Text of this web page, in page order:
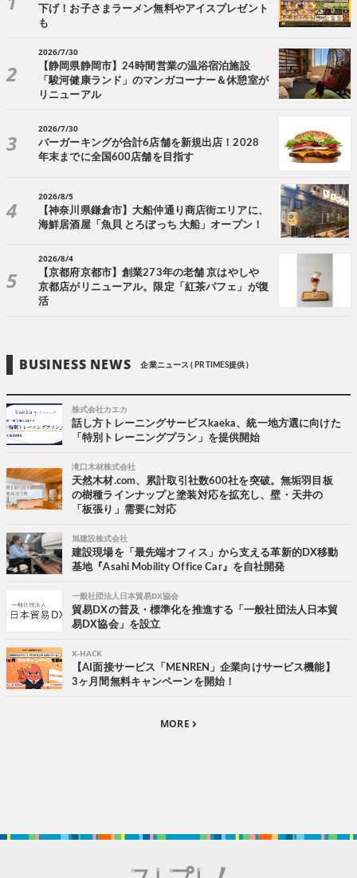
下げ！お子さまラーメン無料やアイスプレゼント
も
2026/7/30
【静岡県静岡市】24時間営業の温浴宿泊施設
「駿河健康ランド」のマンガコーナー＆休憩室が
リニューアル
2026/7/30
バーガーキングが合計6店舗を新規出店！2028
年末までに全国600店舗を目指す
2026/8/5
【神奈川県鎌倉市】大船仲通り商店街エリアに、
海鮮居酒屋「魚貝 とろぼっち 大船」オープン！
2026/8/4
【京都府京都市】創業273年の老舗 京はやしや
京都店がリニューアル。限定「紅茶パフェ」が復
活
BUSINESS NEWS 企業ニュース ( PR TIMES提供 )
株式会社カエカ
話し方トレーニングサービスkaeka、統一地方選に向けた
「特別トレーニングプラン」を提供開始
滝口木材株式会社
天然木材.com、累計取引社数600社を突破。無垢羽目板
の樹種ラインナップと塗装対応を拡充し、壁・天井の
「板張り」需要に対応
旭建設株式会社
建設現場を「最先端オフィス」から支える革新的DX移動
基地『Asahi Mobility Office Car』を自社開発
一般社団法人日本貿易DX協会
貿易DXの普及・標準化を推進する「一般社団法人日本貿
易DX協会」を設立
X-HACK
【AI面接サービス「MENREN」企業向けサービス機能】
3ヶ月間無料キャンペーンを開始！
MORE